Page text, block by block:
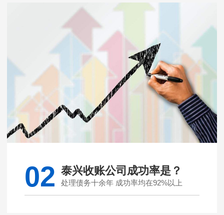
02 泰兴收账公司成功率是？
处理债务十余年 成功率均在92%以上